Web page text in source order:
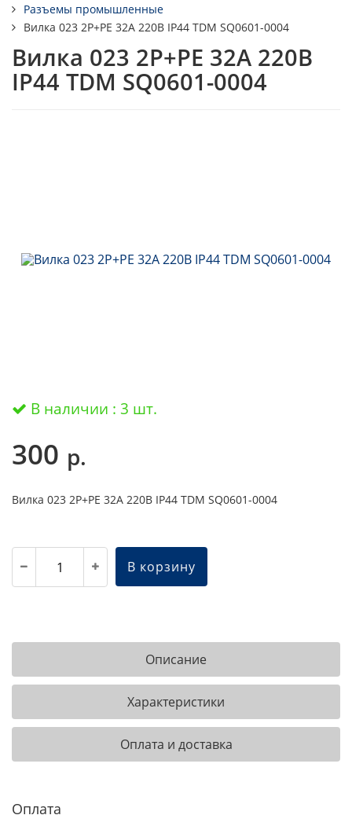
Разъемы промышленные
Вилка 023 2Р+РЕ 32А 220В IP44 TDM SQ0601-0004
Вилка 023 2Р+РЕ 32А 220В
IP44 TDM SQ0601-0004
В наличии : 3 шт.
300 р.
Вилка 023 2Р+РЕ 32А 220В IP44 TDM SQ0601-0004
В корзину
Описание
Характеристики
Оплата и доставка
Оплата